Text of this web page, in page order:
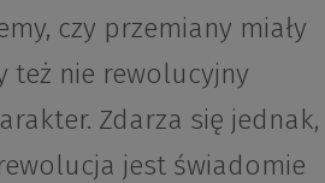
czy przemiany miały
też nie rewolucyjny
Zdarza się jednak,
jest świadomie